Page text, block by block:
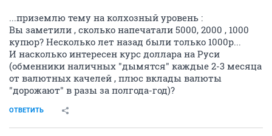
...приземлю тему на колхозный уровень :
Вы заметили , сколько напечатали 5000, 2000 , 1000
купюр? Несколько лет назад были только 1000р...
И насколько интересен курс доллара на Руси
(обменники наличных "дымятся" каждые 2-3 месяца
от валютных качелей , плюс вклады валюты
"дорожают" в разы за полгода-год)?
ОТВЕТИТЬ